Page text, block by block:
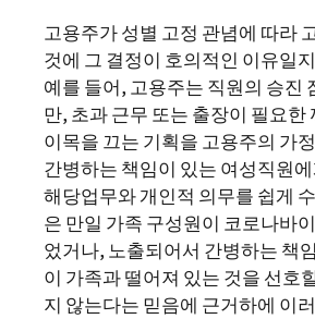
고용주가 성별 고정 관념에 따라
것에 그 결정이 호의적인 이유일
예를 들어, 고용주는 직원의 승진
만, 초과 근무 또는 출장이 필요한
이목을 끄는 기획을 고용주의 가
간병하는 책임이 있는 여성직원
해당업무와 개인적 의무를 쉽게
은 만일 가족 구성원이 코로나바
었거나, 노출되어서 간병하는 책
이 가족과 떨어져 있는 것을 선호
지 않는다는 믿음에 근거하에 이